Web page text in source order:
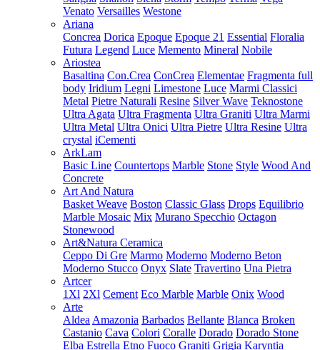
Venato Versailles Westone
Ariana
Concrea Dorica Epoque Epoque 21 Essential Floralia
Futura Legend Luce Memento Mineral Nobile
Ariostea
Basaltina Con.Crea ConCrea Elementae Fragmenta full
body Iridium Legni Limestone Luce Marmi Classici
Metal Pietre Naturali Resine Silver Wave Teknostone
Ultra Agata Ultra Fragmenta Ultra Graniti Ultra Marmi
Ultra Metal Ultra Onici Ultra Pietre Ultra Resine Ultra
crystal iCementi
ArkLam
Basic Line Countertops Marble Stone Style Wood And
Concrete
Art And Natura
Basket Weave Boston Classic Glass Drops Equilibrio
Marble Mosaic Mix Murano Specchio Octagon
Stonewood
Art&Natura Ceramica
Ceppo Di Gre Marmo Moderno Moderno Beton
Moderno Stucco Onyx Slate Travertino Una Pietra
Artcer
1Xl 2Xl Cement Eco Marble Marble Onix Wood
Arte
Aldea Amazonia Barbados Bellante Blanca Broken
Castanio Cava Colori Coralle Dorado Dorado Stone
Elba Estrella Etno Fuoco Graniti Grigia Karyntia